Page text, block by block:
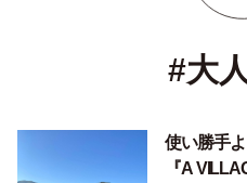
#大
使い勝手
『A